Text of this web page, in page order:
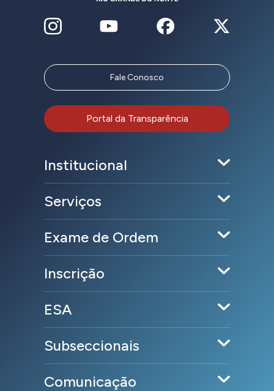
Fale Conosco
Portal da Transparência
Institucional
Serviços
Exame de Ordem
Inscrição
ESA
Subseccionais
Comunicação